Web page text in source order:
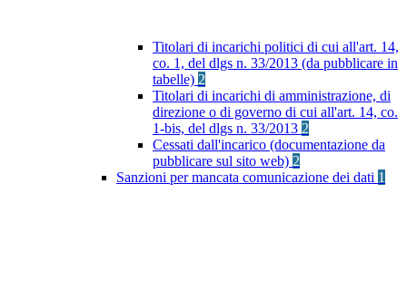
Titolari di incarichi politici di cui all'art. 14,
co. 1, del dlgs n. 33/2013 (da pubblicare in
tabelle) 2
Titolari di incarichi di amministrazione, di
direzione o di governo di cui all'art. 14, co.
1-bis, del dlgs n. 33/2013 2
Cessati dall'incarico (documentazione da
pubblicare sul sito web) 2
Sanzioni per mancata comunicazione dei dati 1